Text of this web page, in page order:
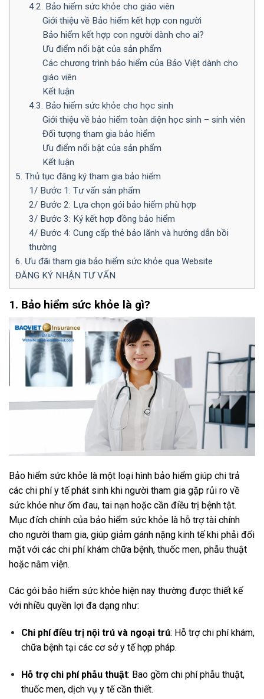
4.2. Bảo hiểm sức khỏe cho giáo viên
Giới thiệu về Bảo hiểm kết hợp con người
Bảo hiểm kết hợp con người dành cho ai?
Ưu điểm nổi bật của sản phẩm
Các chương trình bảo hiểm của Bảo Việt dành cho
giáo viên
Kết luận
4.3. Bảo hiểm sức khỏe cho học sinh
Giới thiệu về bảo hiểm toàn diện học sinh – sinh viên
Đối tượng tham gia bảo hiểm
Ưu điểm nổi bật của sản phẩm
Kết luận
5. Thủ tục đăng ký tham gia bảo hiểm
1/ Bước 1: Tư vấn sản phẩm
2/ Bước 2: Lựa chọn gói bảo hiểm phù hợp
3/ Bước 3: Ký kết hợp đồng bảo hiểm
4/ Bước 4: Cung cấp thẻ bảo lãnh và hướng dẫn bồi
thường
6. Ưu đãi tham gia bảo hiểm sức khỏe qua Website
ĐĂNG KÝ NHẬN TƯ VẤN
1. Bảo hiểm sức khỏe là gì?
Bảo hiểm sức khỏe là một loại hình bảo hiểm giúp chi trả
các chi phí y tế phát sinh khi người tham gia gặp rủi ro về
sức khỏe như ốm đau, tai nạn hoặc cần điều trị bệnh tật.
Mục đích chính của bảo hiểm sức khỏe là hỗ trợ tài chính
cho người tham gia, giúp giảm gánh nặng kinh tế khi phải đối
mặt với các chi phí khám chữa bệnh, thuốc men, phẫu thuật
hoặc nằm viện.
Các gói bảo hiểm sức khỏe hiện nay thường được thiết kế
với nhiều quyền lợi đa dạng như:
Chi phí điều trị nội trú và ngoại trú: Hỗ trợ chi phí khám,
chữa bệnh tại các cơ sở y tế hợp pháp.
Hỗ trợ chi phí phẫu thuật: Bao gồm chi phí phẫu thuật,
thuốc men, dịch vụ y tế cần thiết.